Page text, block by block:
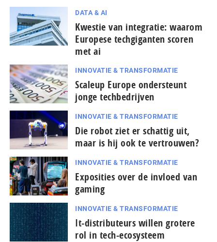
DATA & AI
Kwestie van integratie: waarom
Europese techgiganten scoren
met ai
INNOVATIE & TRANSFORMATIE
Scaleup Europe ondersteunt
jonge techbedrijven
INNOVATIE & TRANSFORMATIE
Die robot ziet er schattig uit,
maar is hij ook te vertrouwen?
INNOVATIE & TRANSFORMATIE
Exposities over de invloed van
gaming
INNOVATIE & TRANSFORMATIE
It-dis­tri­bu­teurs willen grotere
rol in tech-ecosysteem